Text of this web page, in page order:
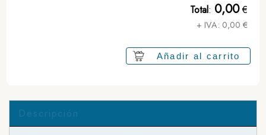
Total: 0,00€
+ IVA: 0,00 €
Añadir al carrito
Descripción